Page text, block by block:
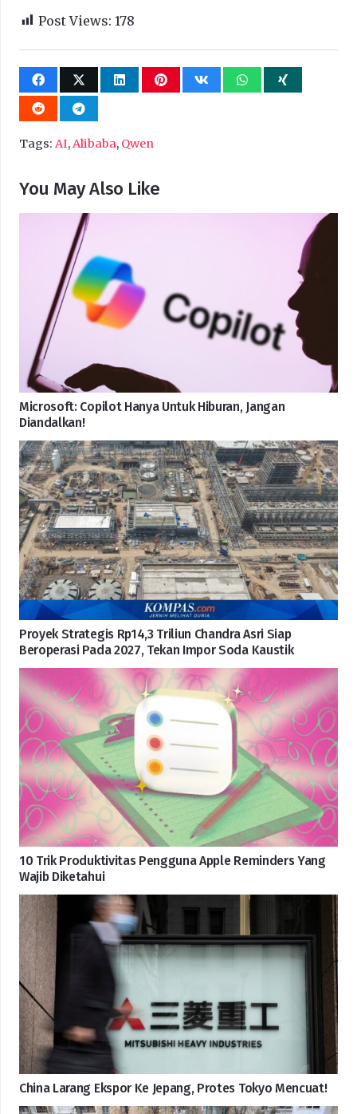
Post Views: 178
Tags: AI,Alibaba, Qwen
You May Also Like
Microsoft: Copilot Hanya Untuk Hiburan, Jangan
Diandalkan!
Proyek Strategis Rp14,3 Triliun Chandra Asri Siap
Beroperasi Pada 2027, Tekan Impor Soda Kaustik
10 Trik Produktivitas Pengguna Apple Reminders Yang
Wajib Diketahui
China Larang Ekspor Ke Jepang, Protes Tokyo Mencuat!